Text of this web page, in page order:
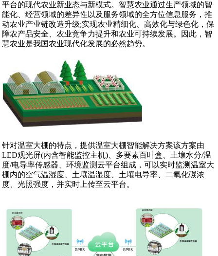
平台的现代农业新业态与新模式。智慧农业通过生产领域的智
能化、经营领域的差异性以及服务领域的全方位信息服务，推
动农业产业链改造升级;实现农业精细化、高效化与绿色化，保
障农产品安全、农业竞争力提升和农业可持续发展。因此，智
慧农业是我国农业现代化发展的必然趋势。
针对温室大棚的特点，提供温室大棚智能解决方案该方案由
LED观光屏(内含智能监控主机)、多要素百叶盒、土壤水分/温
度/电导率传感器、环境监测云平台组成，可以实时监测温室大
棚内的空气温湿度、土壤温湿度、土壤电导率、二氧化碳浓
度、光照强度，并实时上传至云平台。